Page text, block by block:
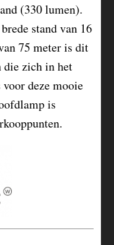
(330 lumen).
stand van 16
75 meter is dit
die zich in het
deze mooie
is